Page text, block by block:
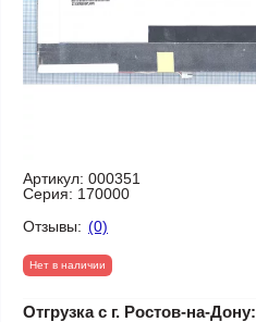
Артикул: 000351
Серия: 170000
Отзывы: (0)
Нет в наличии
Отгрузка с г. Ростов-на-Дону: